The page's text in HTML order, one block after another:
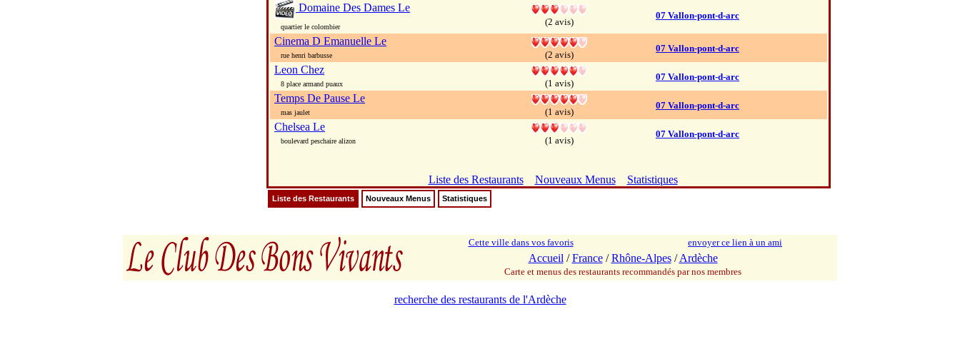
Domaine Des Dames Le
quartier le colombier (2 avis)
07 Vallon-pont-d-arc
Cinema D Emanuelle Le
rue henri barbusse (2 avis)
07 Vallon-pont-d-arc
Leon Chez
8 place armand puaux (1 avis)
07 Vallon-pont-d-arc
Temps De Pause Le
mas jaulet (1 avis)
07 Vallon-pont-d-arc
Chelsea Le
boulevard peschaire alizon (1 avis)
07 Vallon-pont-d-arc
Liste des Restaurants Nouveaux Menus Statistiques
Liste des Restaurants Nouveaux Menus Statistiques
Cette ville dans vos favoris envoyer ce lien à un ami
Accueil /France/Rhône-Alpes/Ardèche
Carte et menus des restaurants recommandés par nos membres
recherche des restaurants de l'Ardèche